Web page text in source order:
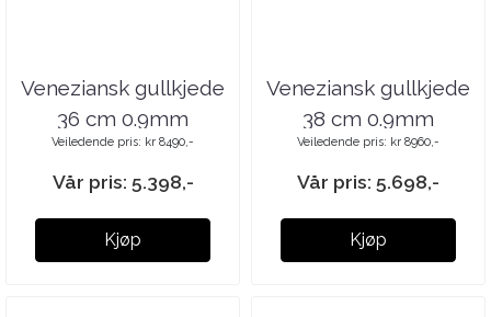
Veneziansk gullkjede
36 cm 0.9mm
Veiledende pris: kr 8490,-
Vår pris: 5.398,-
Kjøp
Veneziansk gullkjede
38 cm 0.9mm
Veiledende pris: kr 8960,-
Vår pris: 5.698,-
Kjøp